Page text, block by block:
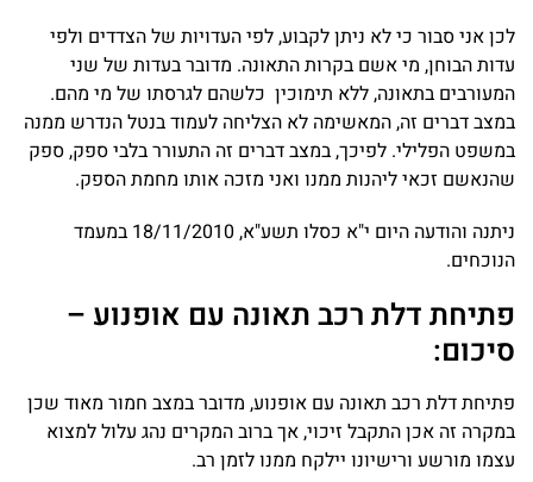
לכן אני סבור כי לא ניתן לקבוע, לפי העדויות של הצדדים ולפי
עדות הבוחן, מי אשם בקרות התאונה. מדובר בעדות של שני
המעורבים בתאונה, ללא תימוכין כלשהם לגרסתו של מי מהם.
במצב דברים זה, המאשימה לא הצליחה לעמוד בנטל הנדרש ממנה
במשפט הפלילי. לפיכך, במצב דברים זה התעורר בלבי ספק, ספק
שהנאשם זכאי ליהנות ממנו ואני מזכה אותו מחמת הספק.
ניתנה והודעה היום י"א כסלו תשע"א, 18/11/2010 במעמד
הנוכחים.
פתיחת דלת רכב תאונה עם אופנוע –
סיכום:
פתיחת דלת רכב תאונה עם אופנוע, מדובר במצב חמור מאוד שכן
במקרה זה אכן התקבל זיכוי, אך ברוב המקרים נהג עלול למצוא
עצמו מורשע ורישיונו יילקח ממנו לזמן רב.